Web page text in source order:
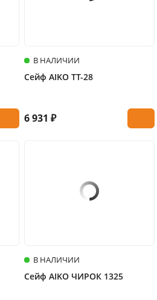
В НАЛИЧИИ
Сейф AIKO TT-28
6 931 ₽
В НАЛИЧИИ
Сейф AIKO ЧИРОК 1325